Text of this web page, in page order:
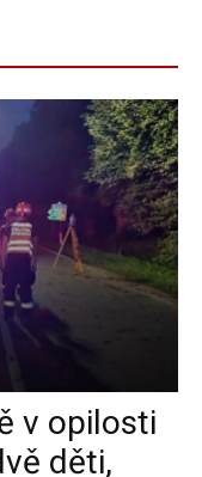
v opilosti
děti,